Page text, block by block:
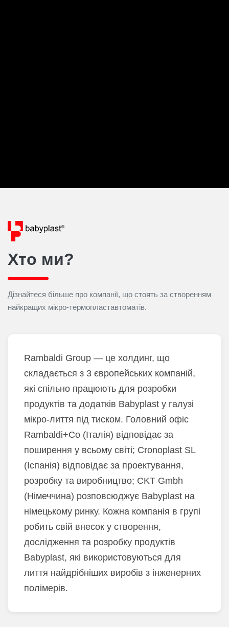
Хто ми?
Дізнайтеся більше про компанії, що стоять за створенням
найкращих мікро-термопластавтоматів.
Rambaldi Group — це холдинг, що
складається з 3 європейських компаній,
які спільно працюють для розробки
продуктів та додатків Babyplast у галузі
мікро-лиття під тиском. Головний офіс
Rambaldi+Co (Італія) відповідає за
поширення у всьому світі; Cronoplast SL
(Іспанія) відповідає за проектування,
розробку та виробництво; CKT Gmbh
(Німеччина) розповсюджує Babyplast на
німецькому ринку. Кожна компанія в групі
робить свій внесок у створення,
дослідження та розробку продуктів
Babyplast, які використовуються для
лиття найдрібніших виробів з інженерних
полімерів.